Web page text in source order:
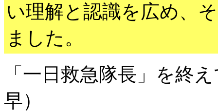
い理解と認識を広め、
ました。
「一日救急隊長」を終
早）